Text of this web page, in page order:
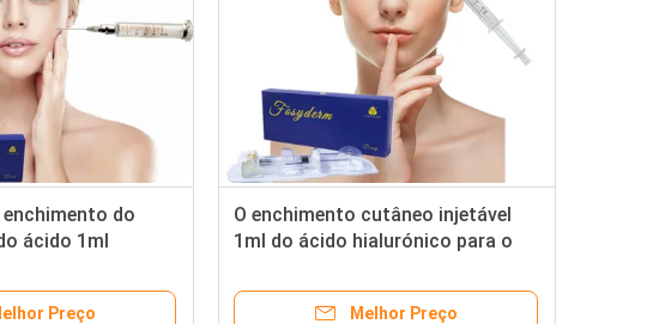
do
ácido 1ml
Preço
O enchimento cutâneo injetável
1ml do ácido hialurónico para o
Melhor Preço